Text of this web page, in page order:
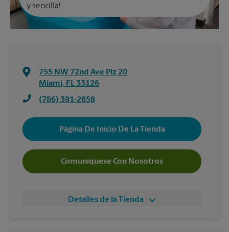
y sencilla!
755 NW 72nd Ave Plz 20
Miami, FL 33126
(786) 391-2858
Página De Inicio De La Tienda
Comuníquese Con Nosotros
Detalles de la Tienda